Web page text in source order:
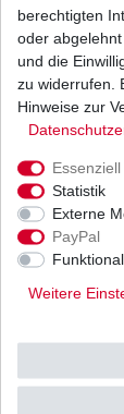
berechtigten
oder
und die
zu widerrufen.
Hinweise zur
Essenziell
Statistik
Externe
PayPal
Funktional
Weitere